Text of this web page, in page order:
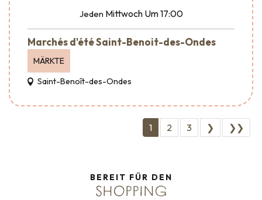
Jeden Mittwoch Um 17:00
Marchés d'été Saint-Benoit-des-Ondes
MÄRKTE
Saint-Benoît-des-Ondes
1 2 3 ❯ ❯❯
BEREIT FÜR DEN
SHOPPING